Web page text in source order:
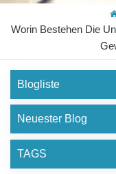
Worin Bestehen Die
Blogliste
Neuester Blog
TAGS